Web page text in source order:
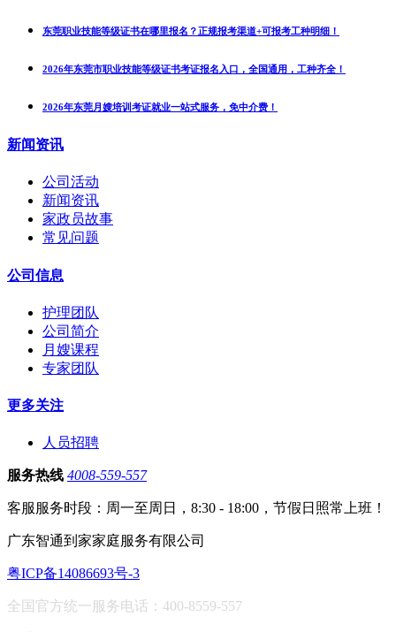
东莞职业技能等级证书在哪里报名？正规报考渠道+可报考工种明细！
2026年东莞市职业技能等级证书考证报名入口，全国通用，工种齐全！
2026年东莞月嫂培训考证就业一站式服务，免中介费！
新闻资讯
公司活动
新闻资讯
家政员故事
常见问题
公司信息
护理团队
公司简介
月嫂课程
专家团队
更多关注
人员招聘
服务热线 4008-559-557
客服服务时段：周一至周日，8:30 - 18:00，节假日照常上班！
广东智通到家家庭服务有限公司
粤ICP备14086693号-3
全国官方统一服务电话：400-8559-557